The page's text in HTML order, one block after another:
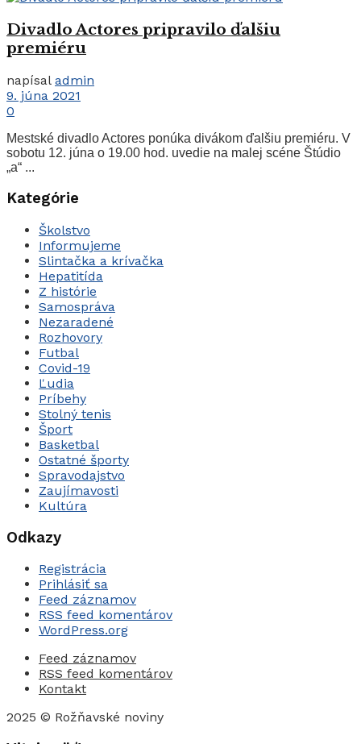
Divadlo Actores pripravilo ďalšiu
premiéru
napísal admin
9. júna 2021
0
Mestské divadlo Actores ponúka divákom ďalšiu premiéru. V
sobotu 12. júna o 19.00 hod. uvedie na malej scéne Štúdio
„a“ ...
Kategórie
Školstvo
Informujeme
Slintačka a krívačka
Hepatitída
Z histórie
Samospráva
Nezaradené
Rozhovory
Futbal
Covid-19
Ľudia
Príbehy
Stolný tenis
Šport
Basketbal
Ostatné športy
Spravodajstvo
Zaujímavosti
Kultúra
Odkazy
Registrácia
Prihlásiť sa
Feed záznamov
RSS feed komentárov
WordPress.org
Feed záznamov
RSS feed komentárov
Kontakt
2025 © Rožňavské noviny